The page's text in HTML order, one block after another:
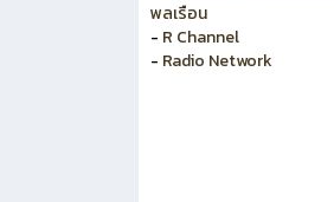
พลเรือน
- R Channel
- Radio Network